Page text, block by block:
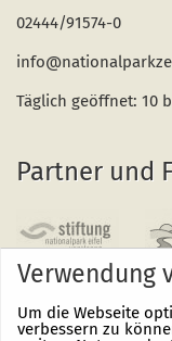
02444/91574-0
Täglich geöffnet: 10
Partner und
Verwendung
Um die Webseite
verbessern zu